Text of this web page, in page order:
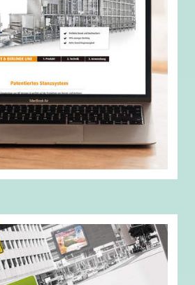
des TYPO3
Werner & Pfleiderer Gruppe
übernommen. Seitdem wurden